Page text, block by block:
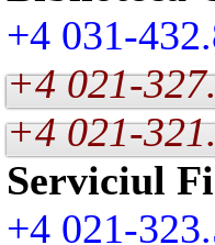
+4 031-
+4 021-
+4 021-
Serviciul
+4 021-